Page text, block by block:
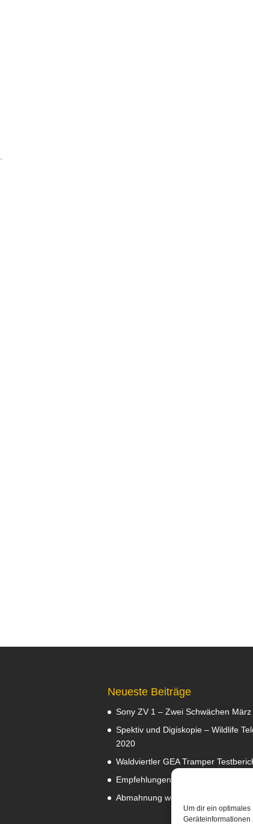
Um dir ein
Neueste Beiträge
Sony ZV 1 – Zwei Schwächen März
Spektiv und Digiskopie – Wildlife
2020
Waldviertler GEA Tramper
Empfehlungen
Abmahnung wegen Fotos